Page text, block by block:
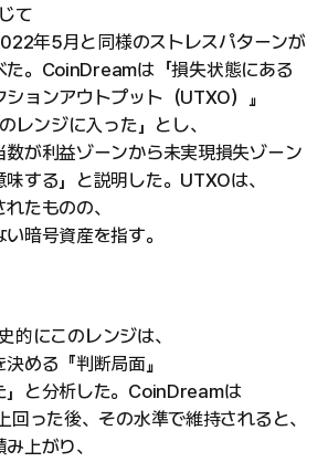
て
年5月と同様のストレスパターンが
た。CoinDreamは「損失状態にある
ションアウトプット（UTXO）』
レンジに入った」とし、
数が利益ゾーンから未実現損失ゾーン
する」と説明した。UTXOは、
たものの、
暗号資産を指す。
にこのレンジは、
める『判断局面』
」と分析した。CoinDreamは
回った後、その水準で維持されると、
上がり、